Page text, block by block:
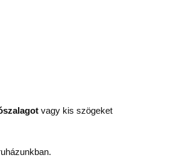
vagy kis szögeket